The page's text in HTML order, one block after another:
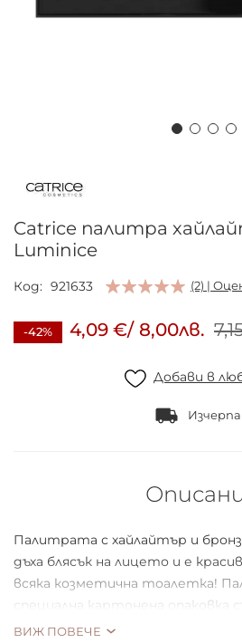
началото
галерия
със
снимки
Catrice палитра
Luminice
Код 921633 (2) |
-42% 4,09 €/ 8,00лв.
Добави в
Палитрата с хайлайтър и
дъха блясък на лицето и е
всяка козметична тоалетка!
специална картонена опаковка
и 1 блестяща пудра, както и
ВИЖ ПОВЕЧЕ